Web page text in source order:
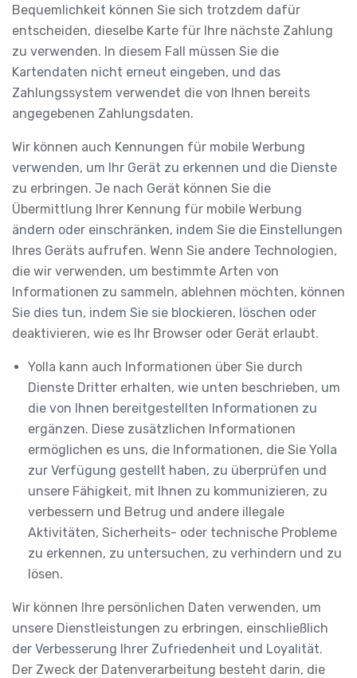
Bequemlichkeit können Sie sich trotzdem dafür
entscheiden, dieselbe Karte für Ihre nächste Zahlung
zu verwenden. In diesem Fall müssen Sie die
Kartendaten nicht erneut eingeben, und das
Zahlungssystem verwendet die von Ihnen bereits
angegebenen Zahlungsdaten.
Wir können auch Kennungen für mobile Werbung
verwenden, um Ihr Gerät zu erkennen und die Dienste
zu erbringen. Je nach Gerät können Sie die
Übermittlung Ihrer Kennung für mobile Werbung
ändern oder einschränken, indem Sie die Einstellungen
Ihres Geräts aufrufen. Wenn Sie andere Technologien,
die wir verwenden, um bestimmte Arten von
Informationen zu sammeln, ablehnen möchten, können
Sie dies tun, indem Sie sie blockieren, löschen oder
deaktivieren, wie es Ihr Browser oder Gerät erlaubt.
Yolla kann auch Informationen über Sie durch
Dienste Dritter erhalten, wie unten beschrieben, um
die von Ihnen bereitgestellten Informationen zu
ergänzen. Diese zusätzlichen Informationen
ermöglichen es uns, die Informationen, die Sie Yolla
zur Verfügung gestellt haben, zu überprüfen und
unsere Fähigkeit, mit Ihnen zu kommunizieren, zu
verbessern und Betrug und andere illegale
Aktivitäten, Sicherheits- oder technische Probleme
zu erkennen, zu untersuchen, zu verhindern und zu
lösen.
Wir können Ihre persönlichen Daten verwenden, um
unsere Dienstleistungen zu erbringen, einschließlich
der Verbesserung Ihrer Zufriedenheit und Loyalität.
Der Zweck der Datenverarbeitung besteht darin, die